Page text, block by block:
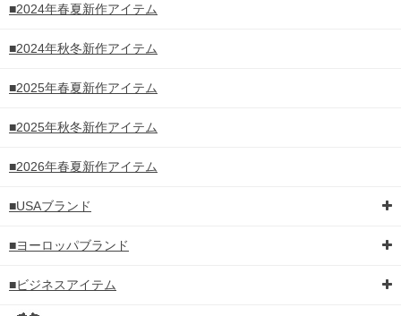
■2024年春夏新作アイテム
■2024年秋冬新作アイテム
■2025年春夏新作アイテム
■2025年秋冬新作アイテム
■2026年春夏新作アイテム
■USAブランド
■ヨーロッパブランド
■ビジネスアイテム